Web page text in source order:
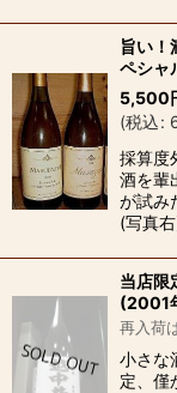
旨い！
ペシャ
5,500
(税込:
採算度
酒を輩
が試み
(写真
当店限
(2001
再入荷
小さな
定、僅